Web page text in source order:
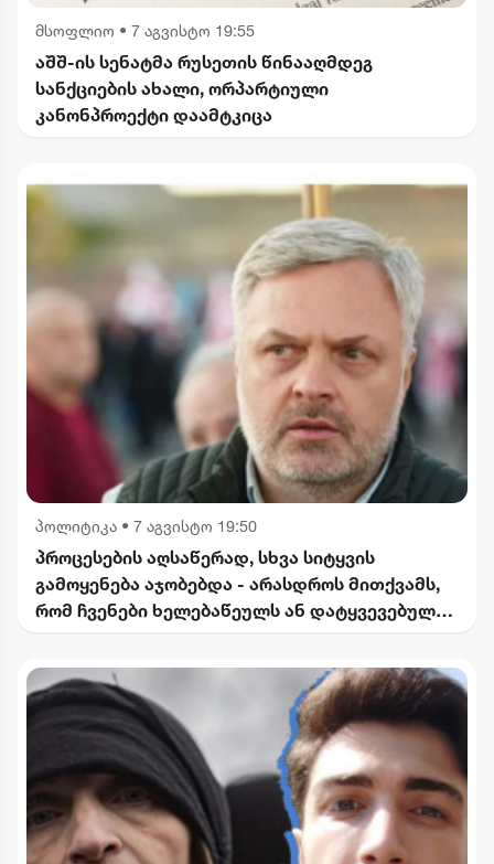
მსოფლიო • 7 აგვისტო 19:55
აშშ-ის სენატმა რუსეთის წინააღმდეგ
სანქციების ახალი, ორპარტიული
კანონპროექტი დაამტკიცა
პოლიტიკა • 7 აგვისტო 19:50
პროცესების აღსაწერად, სხვა სიტყვის
გამოყენება აჯობებდა - არასდროს მითქვამს,
რომ ჩვენები ხელებაწეულს ან დატყვევებულს